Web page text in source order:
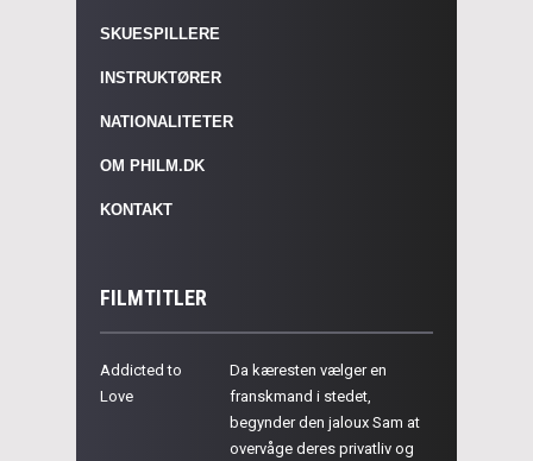
SKUESPILLERE
INSTRUKTØRER
NATIONALITETER
OM PHILM.DK
KONTAKT
FILMTITLER
Addicted to
Love
Da kæresten vælger en
franskmand i stedet,
begynder den jaloux Sam at
overvåge deres privatliv og